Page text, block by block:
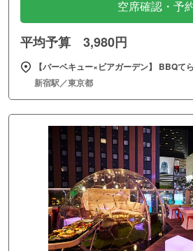
空席確認・予
平均予算 3,980円
【バーベキュー×ビアガーデン】 BBQて
新宿駅／東京都